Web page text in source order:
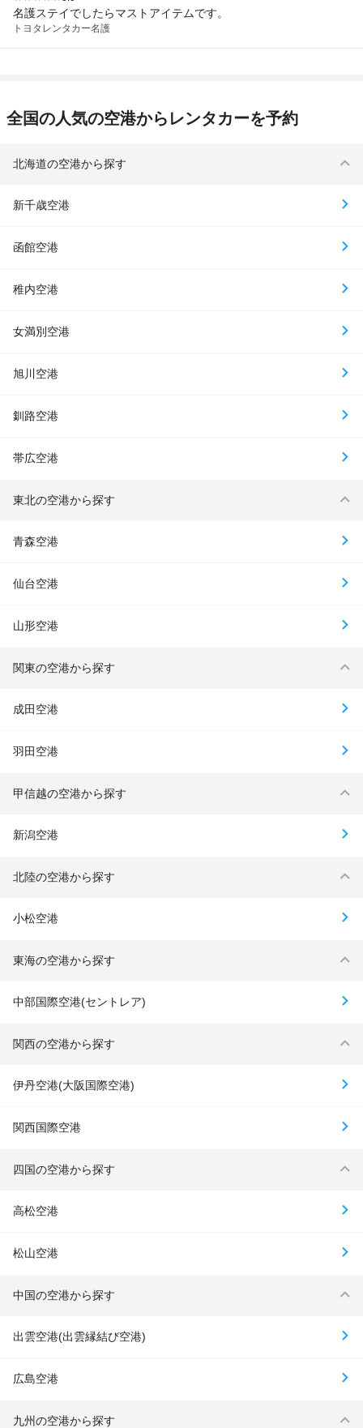
名護ステイでしたらマストアイテムです。
トヨタレンタカー名護
全国の人気の空港からレンタカーを予約
北海道の空港から探す
新千歳空港
函館空港
稚内空港
女満別空港
旭川空港
釧路空港
帯広空港
東北の空港から探す
青森空港
仙台空港
山形空港
関東の空港から探す
成田空港
羽田空港
甲信越の空港から探す
新潟空港
北陸の空港から探す
小松空港
東海の空港から探す
中部国際空港(セントレア)
関西の空港から探す
伊丹空港(大阪国際空港)
関西国際空港
四国の空港から探す
高松空港
松山空港
中国の空港から探す
出雲空港(出雲縁結び空港)
広島空港
九州の空港から探す